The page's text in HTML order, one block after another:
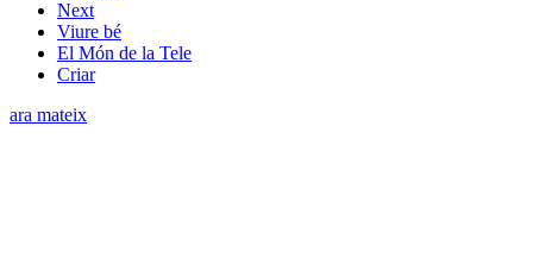
Next
Viure bé
El Món de la Tele
Criar
ara mateix